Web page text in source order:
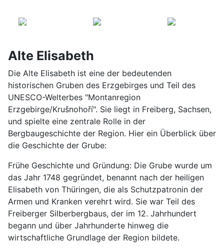
Alte Elisabeth
Die Alte Elisabeth ist eine der bedeutenden
historischen Gruben des Erzgebirges und Teil des
UNESCO-Welterbes "Montanregion
Erzgebirge/Krušnohoří". Sie liegt in Freiberg, Sachsen,
und spielte eine zentrale Rolle in der
Bergbaugeschichte der Region. Hier ein Überblick über
die Geschichte der Grube:
Frühe Geschichte und Gründung: Die Grube wurde um
das Jahr 1748 gegründet, benannt nach der heiligen
Elisabeth von Thüringen, die als Schutzpatronin der
Armen und Kranken verehrt wird. Sie war Teil des
Freiberger Silberbergbaus, der im 12. Jahrhundert
begann und über Jahrhunderte hinweg die
wirtschaftliche Grundlage der Region bildete.